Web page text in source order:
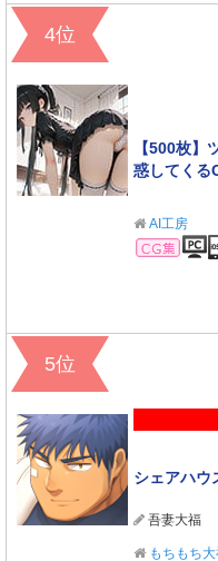
4位
【500枚】
惑してくる
AI工房
CG集
5位
シェアハウ
吾妻大福
もちもち